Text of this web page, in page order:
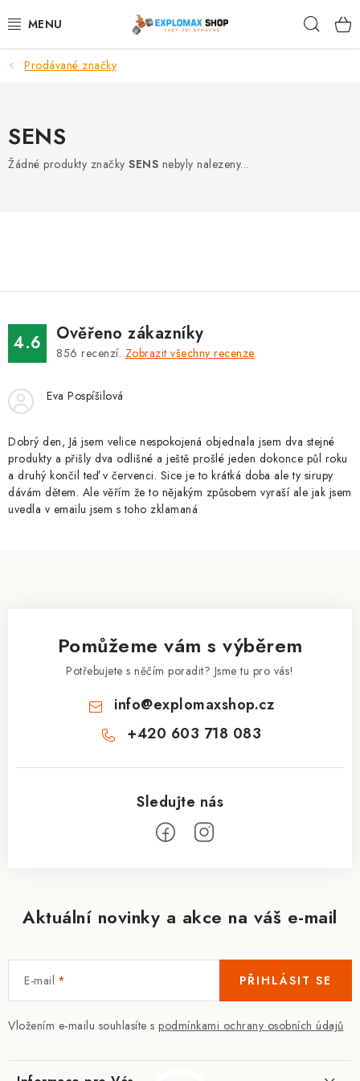
na
%AKCE
ZNAČKY
Kontakty Slovník pojmů
Podmínky ochrany osobních údajů
Doprava a platba
Slevový systém
Vše o nákupu
Prodávané značky
SENS
Žádné produkty značky SENS nebyly nalezeny...
4.6 Ověřeno zákazníky
856 recenzí. Zobrazit všechny recenze
Eva Pospíšilová
Dobrý den, Já jsem velice nespokojená objednala jsem dva stejné
produkty a přišly dva odlišné a ještě prošlé jeden dokonce půl roku
a druhý končil teď v červenci. Sice je to krátká doba ale ty sirupy
dávám dětem. Ale věřím že to nějakým způsobem vyraší ale jak jsem
uvedla v emailu jsem s toho zklamaná
Aktuální novinky a akce na váš e-mail
E-mail
Vložením e-mailu souhlasíte s podmínkami ochrany osobních údajů
PŘIHLÁSIT SE
Pomůžeme vám s výběrem
Potřebujete s něčím poradit? Jsme tu pro vás!
info@explomaxshop.cz
+420 603 718 083